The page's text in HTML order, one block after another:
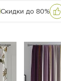
Скидки до 80%